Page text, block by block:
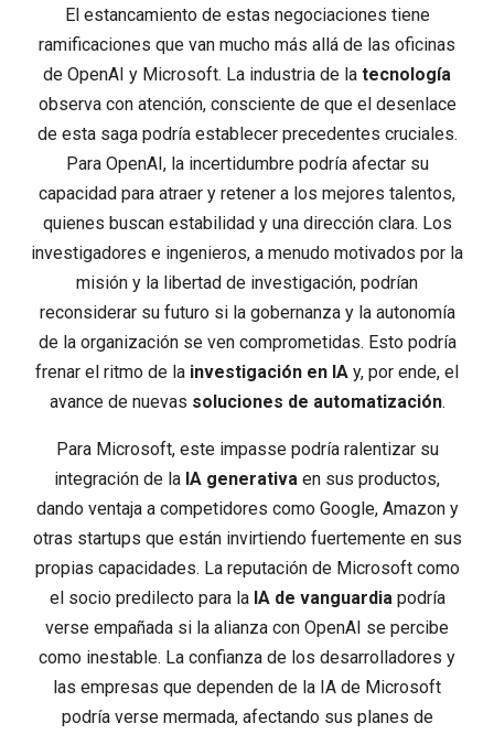
El estancamiento de estas negociaciones tiene
ramificaciones que van mucho más allá de las oficinas
de OpenAI y Microsoft. La industria de la tecnología
observa con atención, consciente de que el desenlace
de esta saga podría establecer precedentes cruciales.
Para OpenAI, la incertidumbre podría afectar su
capacidad para atraer y retener a los mejores talentos,
quienes buscan estabilidad y una dirección clara. Los
investigadores e ingenieros, a menudo motivados por la
misión y la libertad de investigación, podrían
reconsiderar su futuro si la gobernanza y la autonomía
de la organización se ven comprometidas. Esto podría
frenar el ritmo de la investigación en IA y, por ende, el
avance de nuevas soluciones de automatización.
Para Microsoft, este impasse podría ralentizar su
integración de la IA generativa en sus productos,
dando ventaja a competidores como Google, Amazon y
otras startups que están invirtiendo fuertemente en sus
propias capacidades. La reputación de Microsoft como
el socio predilecto para la IA de vanguardiapodría
verse empañada si la alianza con OpenAI se percibe
como inestable. La confianza de los desarrolladores y
las empresas que dependen de la IA de Microsoft
podría verse mermada, afectando sus planes de